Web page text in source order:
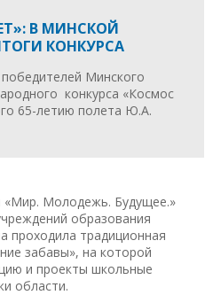
В МИНСКОЙ
КОНКУРСА
Минского
конкурса «Космос
65-летию полета Ю.А.
«Мир. Молодежь. Будущее.»
образования
традиционная
забавы», на которой
и проекты школьные
области.